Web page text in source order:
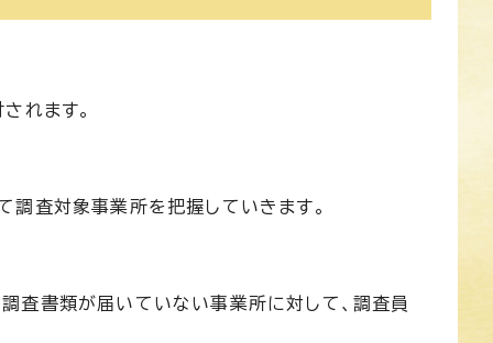
れます。
査対象事業所を把握していきます。
査書類が届いていない事業所に対して、調査員